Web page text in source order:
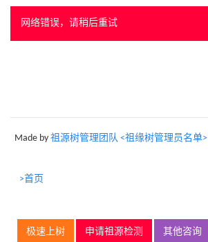
网络错误，请稍后重试
Made by 祖源树管理团队 <祖缘树管理员名单>
>首页
极速上树 申请祖源检测 其他咨询